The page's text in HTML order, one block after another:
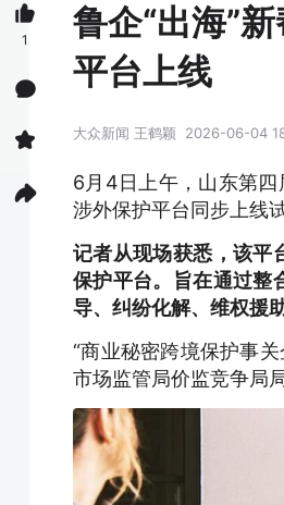
鲁企“出海”
平台上线
大众新闻 王鹤颖 2026-06-04
6月4日上午，山东第四
涉外保护平台同步上线
记者从现场获悉，该平
保护平台。旨在通过整
导、纠纷化解、维权援
“商业秘密跨境保护事
市场监管局价监竞争局
1